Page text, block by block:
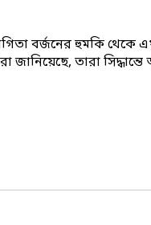
বর্জনের হুমকি থেকে
জানিয়েছে, তারা